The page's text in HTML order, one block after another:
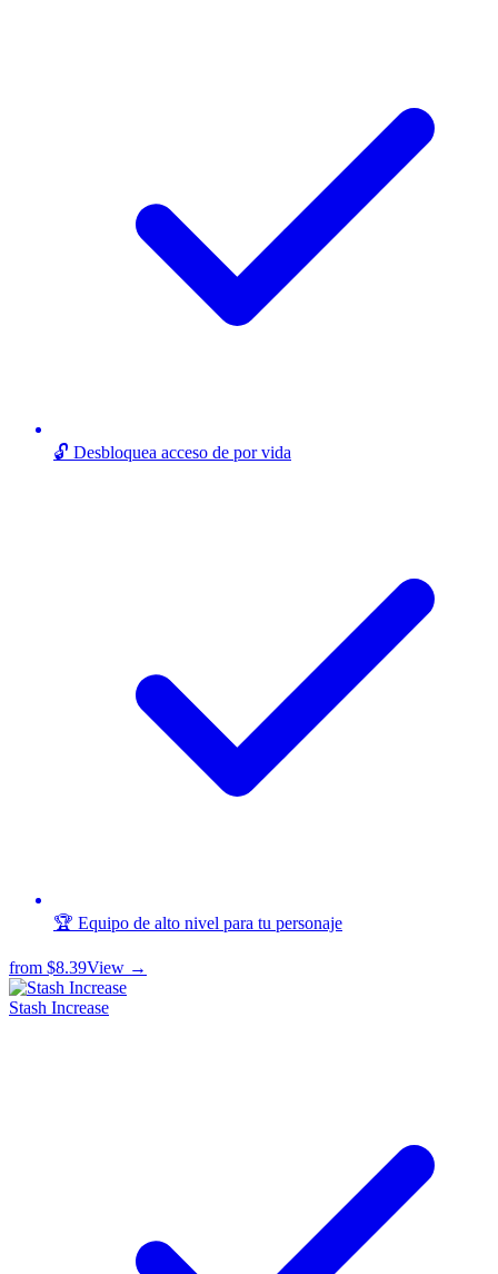
🔓 Desbloquea acceso de por vida
🏆 Equipo de alto nivel para tu personaje
from $8.39View →
Stash Increase